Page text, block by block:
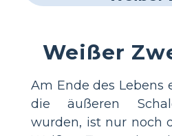
Weißer
Am Ende des Lebens
die äußeren
wurden, ist nur noch